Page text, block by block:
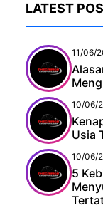
LATEST
11/06/
10/06/
Usia
10/06/
5